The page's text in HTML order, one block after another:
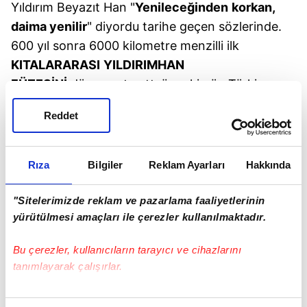
Rıza Bilgiler Reklam Ayarları Hakkında
"Sitelerimizde reklam ve pazarlama faaliyetlerinin
yürütülmesi amaçları ile çerezler kullanılmaktadır.
Bu çerezler, kullanıcıların tarayıcı ve cihazlarını
tanımlayarak çalışırlar.
Bu çerezlere izin vermeniz halinde sizlere özel
Reddet
Yıldırım Beyazıt Han "Yenileceğinden korkan,
daima yenilir" diyordu tarihe geçen sözlerinde.
600 yıl sonra 6000 kilometre menzilli ilk
KITALARARASI YILDIRIMHAN
FÜZESİNİ dünyaya tanıttı önceki gün Türkiye.
"Ben artık yenileceğimden
Çünkü yeneceğimi
" mesajını verdi
Ondan birkaç gün önce İsrail Basını "Türkiye'nin
silah imparatorluğu" başlığıyla, savunma
sanayiimizin geldiği noktayı korku dolu sözlerle
haykırıyordu.
Dünya silah sanayiinde bizi ilk 10'a sokan 100 bin
mühendisimizle kafalarına bir de kıtalararası